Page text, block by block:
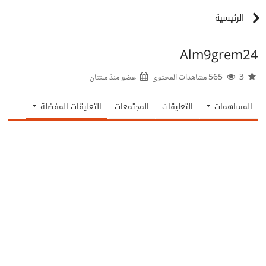
الرئيسية
Alm9grem24
عضو منذسنتان
المساهمات التعليقات المجتمعات التعليقات المفضلة